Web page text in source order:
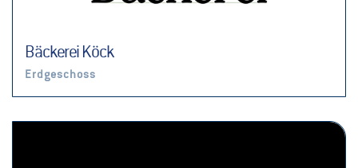
Bäckerei Köck
Erdgeschoss